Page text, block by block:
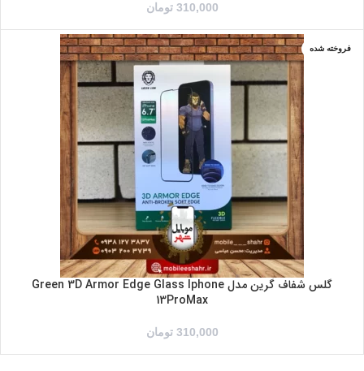
310,000 تومان
فروخته شده
گلس شفاف گرین مدل Green 3D Armor Edge Glass Iphone
13ProMax
310,000 تومان